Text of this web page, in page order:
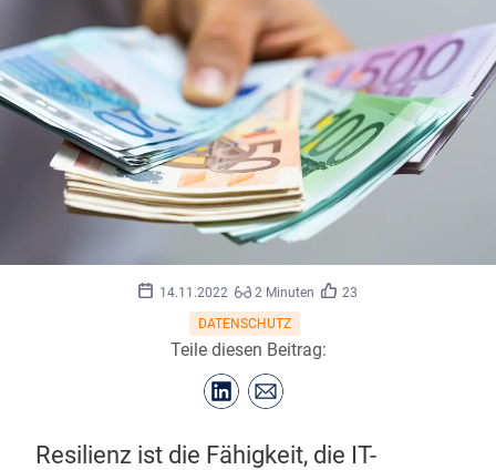
14.11.2022 2 Minuten
23
DATENSCHUTZ
Teile diesen Beitrag:
Resilienz ist die Fähigkeit, die IT-